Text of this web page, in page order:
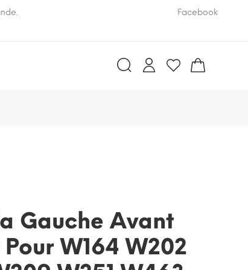
Pensez à nous communiquer le numéro VIN
Facebook
Gauche Avant
W164 W202